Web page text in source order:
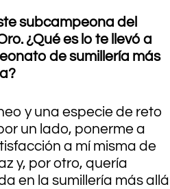
subcampeona del
¿Qué es lo te llevó a
de sumillería más
y una especie de reto
un lado, ponerme a
a mí misma de
y, por otro, quería
en la sumillería más allá